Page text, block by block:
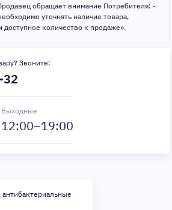
обращает внимание Потребителя: -
уточнять наличие товара,
доступное количество к продаже».
Звоните:
32
Выходные
12:00–19:00